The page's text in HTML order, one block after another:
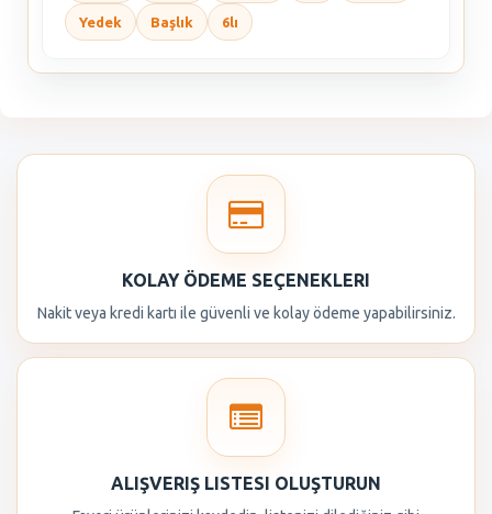
Yedek Başlık 6lı
KOLAY ÖDEME SEÇENEKLERI
Nakit veya kredi kartı ile güvenli ve kolay ödeme yapabilirsiniz.
ALIŞVERIŞ LISTESI OLUŞTURUN